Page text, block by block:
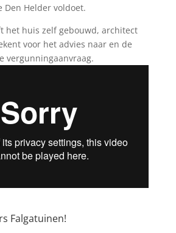
Den Helder voldoet.
het huis zelf gebouwd, architect
voor het advies naar en de
vergunningaanvraag.
Falgatuinen!